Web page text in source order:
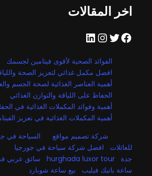
اخر المقالات
فيسبوك تويتر إنستجرام لينكد إن
الفوائد الصحية لأقوى فيتامين لجسمك
افضل مكمل غذائي لتعزيز الصحة
أهمية العناصر الغذائية لصحة الجسم
الحفاظ على اللياقة والتوازن الغذائي
أهمية وفوائد المكملات الغذائية في
أهمية المكملات الغذائية في تعزيز
شركة تصميم مواقع
السياحة في
للعائلات
افضل شركة سياحة في جورجيا
جدة
hurghada luxor tour سائق عربي في
ساعة باتيك فيليب
بيع ساعة شوبارد